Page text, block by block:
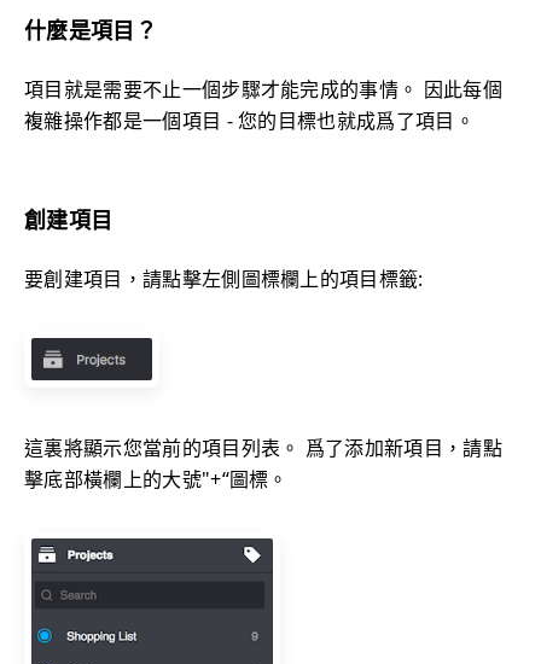
什麼是項目？
項目就是需要不止一個步驟才能完成的事情。 因此每個
複雜操作都是一個項目 - 您的目標也就成爲了項目。
創建項目
要創建項目，請點擊左側圖標欄上的項目標籤:
這裏將顯示您當前的項目列表。 爲了添加新項目，請點
擊底部橫欄上的大號"+“圖標。